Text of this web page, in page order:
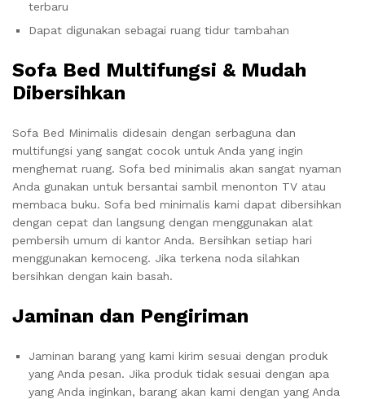
terbaru
Dapat digunakan sebagai ruang tidur tambahan
Sofa Bed Multifungsi & Mudah
Dibersihkan
Sofa Bed Minimalis didesain dengan serbaguna dan
multifungsi yang sangat cocok untuk Anda yang ingin
menghemat ruang. Sofa bed minimalis akan sangat nyaman
Anda gunakan untuk bersantai sambil menonton TV atau
membaca buku. Sofa bed minimalis kami dapat dibersihkan
dengan cepat dan langsung dengan menggunakan alat
pembersih umum di kantor Anda. Bersihkan setiap hari
menggunakan kemoceng. Jika terkena noda silahkan
bersihkan dengan kain basah.
Jaminan dan Pengiriman
Jaminan barang yang kami kirim sesuai dengan produk
yang Anda pesan. Jika produk tidak sesuai dengan apa
yang Anda inginkan, barang akan kami dengan yang Anda